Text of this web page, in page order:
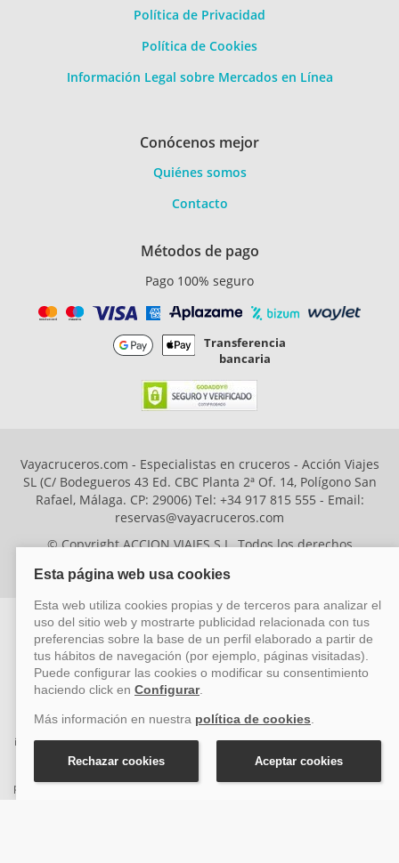
Política de Privacidad
Política de Cookies
Información Legal sobre Mercados en Línea
Conócenos mejor
Quiénes somos
Contacto
Métodos de pago
Pago 100% seguro
Transferencia
bancaria
Vayacruceros.com - Especialistas en cruceros - Acción Viajes
SL (C/ Bodegueros 43 Ed. CBC Planta 2ª Of. 14, Polígono San
Rafael, Málaga. CP: 29006) Tel: +34 917 815 555 - Email:
reservas@vayacruceros.com
© Copyright ACCION VIAJES S.L. Todos los derechos
ACCION VIAJES SL ha sido beneficiaria del Fondo Europeo de Desarrollo
Regional (FEDER), cuyo objetivo es mejorar la competitividad de las pymes
mediante el impulso de la innovación, el desarrollo tecnológico, la
investigación de calidad y el uso seguro y fiable del ciberespacio. Gracias a
esta financiación, la empresa ha puesto en marcha un Plan de Acción
durante el año 2026 para reforzar su competitividad empresarial,
promoviendo la innovación y la ciberseguridad. Para ello, ha contado con el